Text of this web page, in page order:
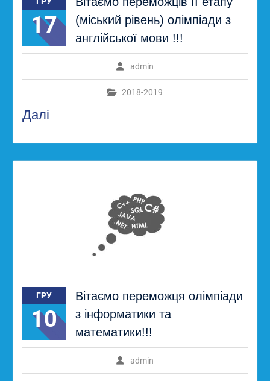
17
(міський рівень) олімпіади з
англійської мови !!!
admin
2018-2019
Далі
ГРУ
10
Вітаємо переможця олімпіади
з інформатики та
математики!!!
admin